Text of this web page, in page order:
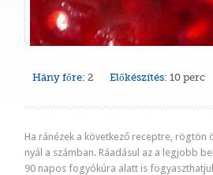
Hány főre: 2 Előkészítés: 10 perc
Ha ránézek a következő receptre, rögtön
nyál a számban. Ráadásul az a legjobb
90 napos fogyókúra alatt is